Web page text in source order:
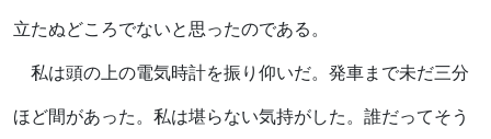
立たぬどころでないと思ったのである。
私は頭の上の電気時計を振り仰いだ。発車まで未だ三分
ほど間があった。私は堪らない気持がした。誰だってそう